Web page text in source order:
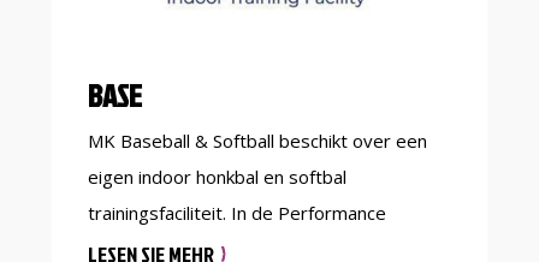
BASE
MK Baseball & Softball beschikt over een
eigen indoor honkbal en softbal
trainingsfaciliteit. In de Performance
Factory, in het centrum van Enschede,
LESEN SIE MEHR